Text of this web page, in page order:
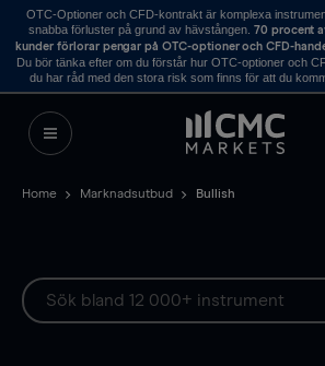
OTC-Optioner och CFD-kontrakt är komplexa
snabba förluster på grund av hävstången. 70 procent
kunder förlorar pengar på OTC-optioner och CFD-
Du bör tänka efter om du förstår hur OTC-optioner och
du har råd med den stora risk som finns för att du
Home Marknadsutbud Bullish